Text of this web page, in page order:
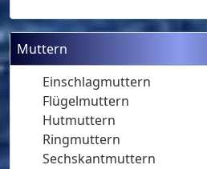
Muttern
Einschlagmuttern
Flügelmuttern
Hutmuttern
Ringmuttern
Sechskantmuttern